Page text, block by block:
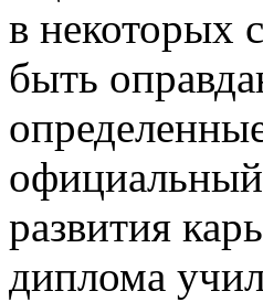
в некоторых
быть
развития
диплома